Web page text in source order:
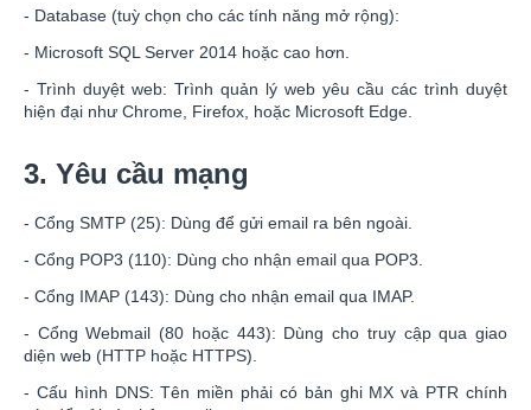
- Database (tuỳ chọn cho các tính năng mở rộng):
- Microsoft SQL Server 2014 hoặc cao hơn.
- Trình duyệt web: Trình quản lý web yêu cầu các trình duyệt
hiện đại như Chrome, Firefox, hoặc Microsoft Edge.
3. Yêu cầu mạng
- Cổng SMTP (25): Dùng để gửi email ra bên ngoài.
- Cổng POP3 (110): Dùng cho nhận email qua POP3.
- Cổng IMAP (143): Dùng cho nhận email qua IMAP.
- Cổng Webmail (80 hoặc 443): Dùng cho truy cập qua giao
diện web (HTTP hoặc HTTPS).
- Cấu hình DNS: Tên miền phải có bản ghi MX và PTR chính